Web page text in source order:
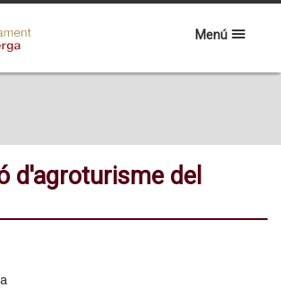
Menú
d'agroturisme del